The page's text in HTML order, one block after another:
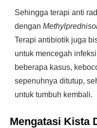
Sehingga terapi anti
dengan
Terapi antibiotik juga
untuk mencegah
beberapa kasus,
sepenuhnya ditutup,
untuk tumbuh kembali.
Mengatasi Kista